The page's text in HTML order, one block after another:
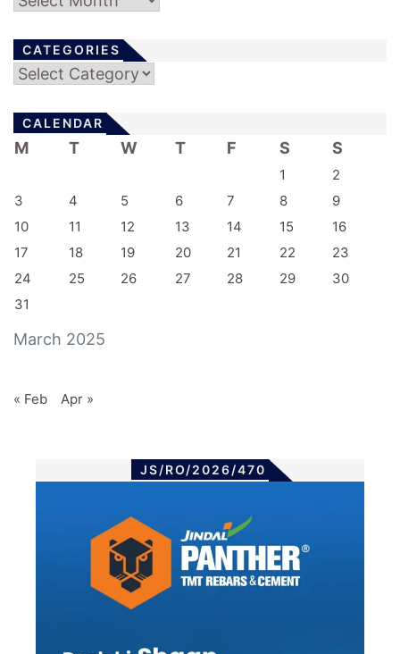
CATEGORIES
Categories
CALENDAR
March 2025
M T W T F S S
1
2
3
4 5 6 7 8
9
10
11 12 13 14 15
16
17
18 19 20 21 22
23
24
25 26 27 28 29
30
31
« Feb Apr »
JS/RO/2026/470